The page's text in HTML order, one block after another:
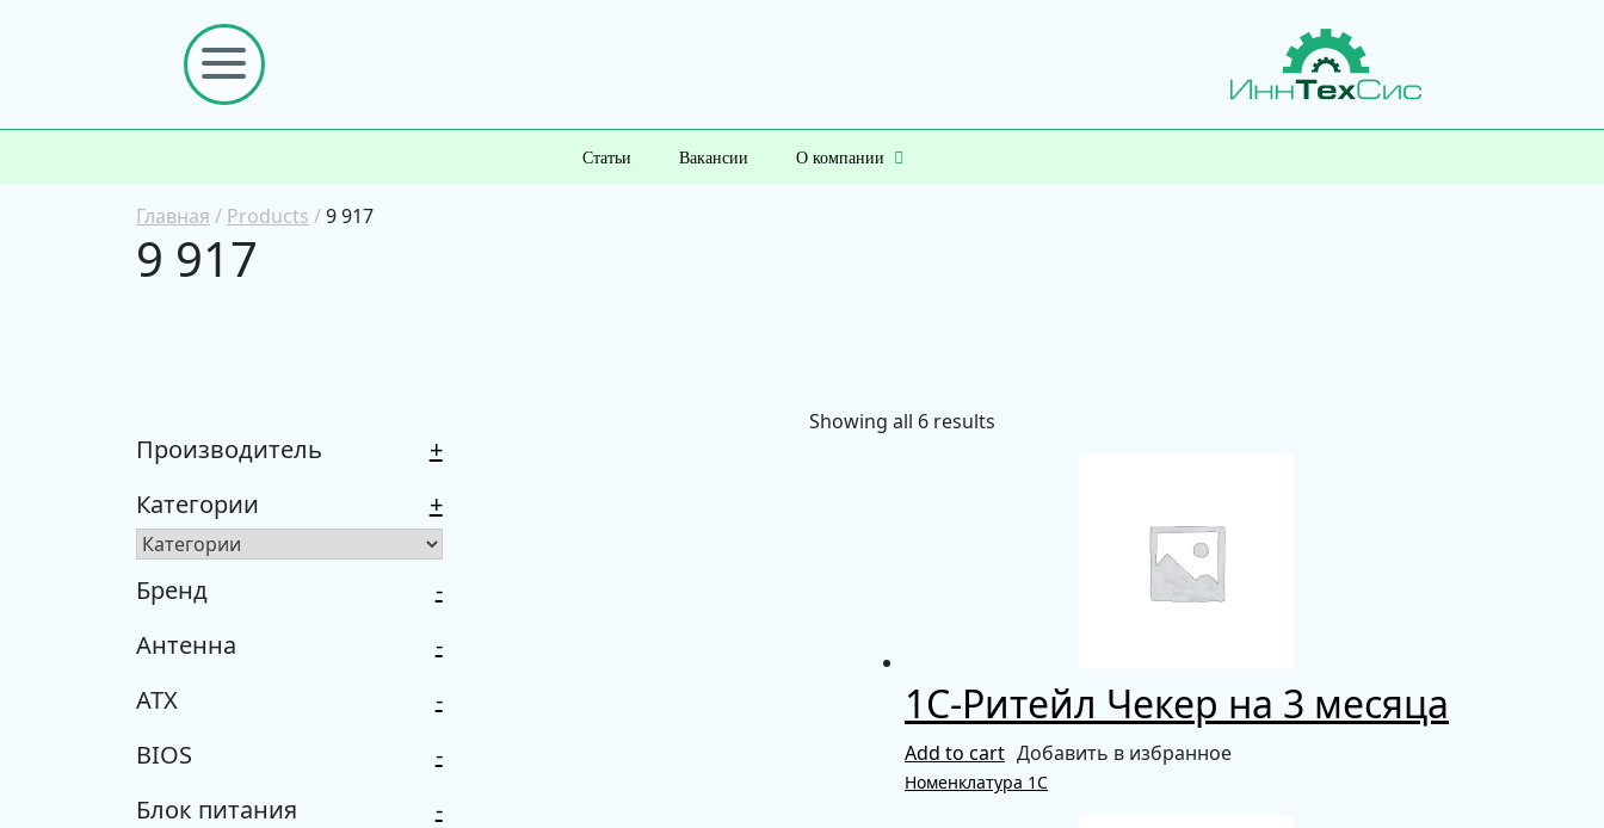
Статьи Вакансии О компании
Главная / Products /9 917
9 917
Производитель
+
Категории
+
Бренд
-
Антенна
-
ATX
-
BIOS
-
Блок питания
-
Showing all 6 results
1С-Ритейл Чекер на 3 месяца
Add to cart Добавить в избранное
Номенклатура 1С